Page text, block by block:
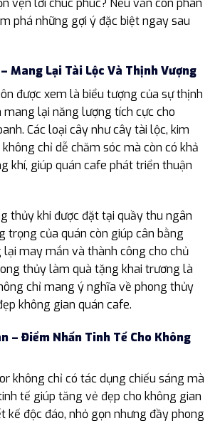
phá những gợi ý đặc biệt ngay sau
Mang Lại Tài Lộc Và Thịnh Vượng
được xem là biểu tượng của sự thịnh
mang lại năng lượng tích cực cho
Các loại cây như cây tài lộc, kim
chỉ dễ chăm sóc mà còn có khả
khí, giúp quán cafe phát triển thuận
thủy khi được đặt tại quầy thu ngân
trọng của quán còn giúp cân bằng
may mắn và thành công cho chủ
thủy làm quà tặng khai trương là
chỉ mang ý nghĩa về phong thủy
không gian quán cafe.
– Điểm Nhấn Tinh Tế Cho Không
không chỉ có tác dụng chiếu sáng mà
tế giúp tăng vẻ đẹp cho không gian
kế độc đáo, nhỏ gọn nhưng đầy phong